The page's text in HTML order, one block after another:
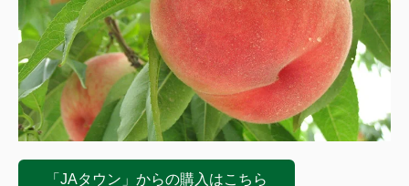
「JAタウン」からの購入はこちら